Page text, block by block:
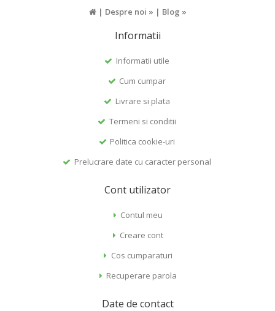
| Despre noi » | Blog »
Informatii
Informatii utile
Cum cumpar
Livrare si plata
Termeni si conditii
Politica cookie-uri
Prelucrare date cu caracter personal
Cont utilizator
Contul meu
Creare cont
Cos cumparaturi
Recuperare parola
Date de contact